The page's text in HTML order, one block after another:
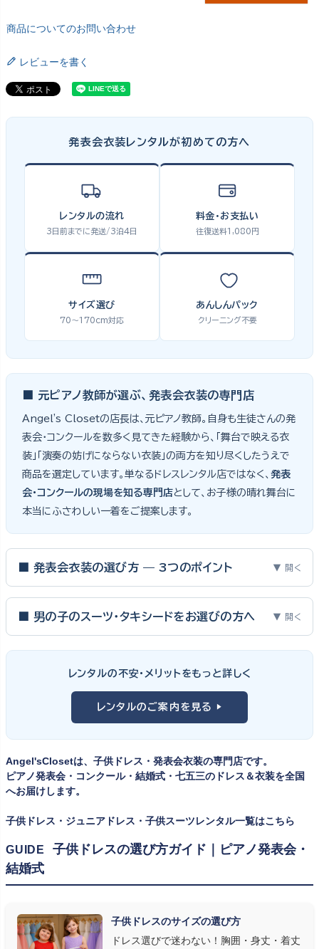
商品についてのお問い合わせ
レビューを書く
発表会衣装レンタルが初めての方へ
レンタルの流れ
3日前までに発送/3泊4日
料金・お支払い
往復送料1,080円
サイズ選び
70〜170cm対応
あんしんパック
クリーニング不要
■ 元ピアノ教師が選ぶ、発表会衣装の専門店
Angel's Closetの店長は、元ピアノ教師。自身も生徒さんの発
表会・コンクールを数多く見てきた経験から、「舞台で映える衣
装」「演奏の妨げにならない衣装」の両方を知り尽くしたうえで
商品を選定しています。単なるドレスレンタル店ではなく、 発表
会・コンクールの現場を知る専門店として、お子様の晴れ舞台に
本当にふさわしい一着をご提案します。
■ 発表会衣装の選び方 — 3つのポイント ▼ 開く
ピアノ発表会・バイオリン発表会・コンクールの舞台は、お子様にと
って特別な一日。元ピアノ教師としての経験から、衣装選びで大切
① サイズは"ジャストフィット"を選ぶ
舞台上で最も美しく見えるのは、お子様の体にきちんと合ったサ
イズのドレス・スーツです。「大きめを買って長く着せたい」という
何よりお子様を輝かせます。レンタルなら、その時のジャストサイ
ズを遠慮なく選べるのが最大のメリット。胸囲・身丈の正しい測り
② 舞台で映える色・楽器に合うデザインを選ぶ
発表会の舞台は照明が強く、客席からは意外と色味が飛んで見え
ます。ネイビー・ブラック・深みのあるジュエルカラーはホールの照
す。またピアノ演奏なら落ち着いたシックなトーン、バイオリンやソ
ロ演奏なら華やかで視線を集めるデザイン、合唱やアンサンブル
■ 男の子のスーツ・タキシードをお選びの方へ ▼ 開く
向け、スリーピーススーツやベストスタイルは合唱・アンサンブル向
けと、シーンで使い分けるのがおすすめです。詳しくは
ツ・タキシード一覧
レンタルの不安・メリットをもっと詳しく
レンタルのご案内を見る ▶
Angel'sClosetは、子供ドレス・発表会衣装の専門店です。
ピアノ発表会・コンクール・結婚式・七五三のドレス＆衣装を全国
へお届けします。
子供ドレス・ジュニアドレス・子供スーツレンタル一覧はこちら
GUIDE
子供ドレスの選び方ガイド｜ピアノ発表会・
結婚式
子供ドレスのサイズの選び方
ドレス選びで迷わない！胸囲・身丈・着丈